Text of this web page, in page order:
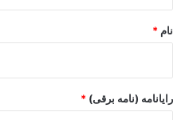
نام *
رایانامه (نامه برقی) *